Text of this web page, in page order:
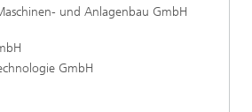
und Anlagenbau GmbH
GmbH